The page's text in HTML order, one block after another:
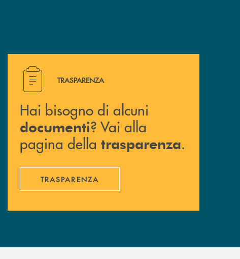
Hai bisogno di alcuni documenti ? Vai alla pagina della
TRASPARENZA
Hai bisogno di alcuni
documenti? Vai alla
pagina della trasparenza.
TRASPARENZA